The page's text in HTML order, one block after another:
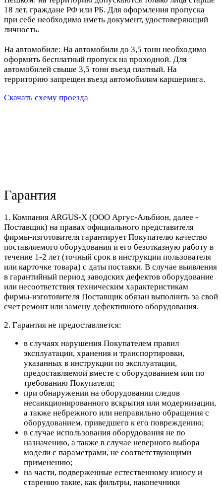
18 лет, граждане РФ или РБ. Для оформления пропуска
при себе необходимо иметь документ, удостоверяющий
личность.
На автомобиле: На автомобили до 3,5 тонн необходимо
оформить бесплатный пропуск на проходной. Для
автомобилей свыше 3,5 тонн въезд платный. На
территорию запрещен въезд автомобилям каршеринга.
Скачать схему проезда
Гарантия
1. Компания ARGUS-X (ООО Аргус-Альбион, далее -
Поставщик) на правах официального представителя
фирмы-изготовителя гарантирует Покупателю качество
поставляемого оборудования и его безотказную работу в
течение 1-2 лет (точный срок в инструкции пользователя
или карточке товара) с даты поставки. В случае выявления
в гарантийный период заводских дефектов оборудование
или несоответствия техническим характеристикам
фирмы-изготовителя Поставщик обязан выполнить за свой
счет ремонт или замену дефективного оборудования.
2. Гарантия не предоставляется:
в случаях нарушения Покупателем правил
эксплуатации, хранения и транспортировки,
указанных в инструкции по эксплуатации,
предоставляемой вместе с оборудованием или по
требованию Покупателя;
при обнаружении на оборудовании следов
несанкционированного вскрытия или модернизации,
а также небрежного или неправильно обращения с
оборудованием, приведшего к его повреждению;
в случае использования оборудования не по
назначению, а также в случае неверного выбора
модели с параметрами, не соответствующими
применению;
на части, подверженные естественному износу и
старению такие, как фильтры, наконечники